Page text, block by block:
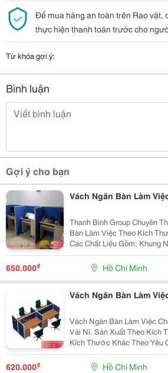
Để mua hàng an toàn trên Rao vặt,
thực hiện thanh toán trước cho
Từ khóa gợi ý:
Bình luận
Gợi ý cho bạn
Vách Ngăn Bàn Làm
Thanh Bình Group Chuyên
Bàn Làm Việc Theo Kích
Các Chất Liệu Gồm: Khung
Vải Nỉ - Kính, Gỗ, Gỗ - Kính, Mica,... Thông
650.000₫ Hồ Chí Minh
Vách Ngăn Bàn Làm
Vách Ngăn Bàn Làm Việc
Vải Nỉ. Sản Xuất Theo Kích Thước Tiêu Chuẩn Hoặc
Kích Thước Khác Theo Yêu Cầu. Màu Sắc Có
Đổi Theo Catologues Có Sẵn. Giá Cả Cạnh Tranh,
620.000₫ Hồ Chí Minh